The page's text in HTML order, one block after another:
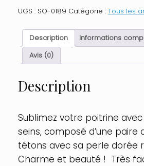
téton,
perle
doré
rose
Couleur
Doré
Rose
UGS : SO-0189 Catégorie : Tous les
Description
Informations
Avis (0)
Description
Sublimez votre poitrine avec
seins, composé d’une paire
tétons avec sa perle dorée
Charme et beauté ! Très